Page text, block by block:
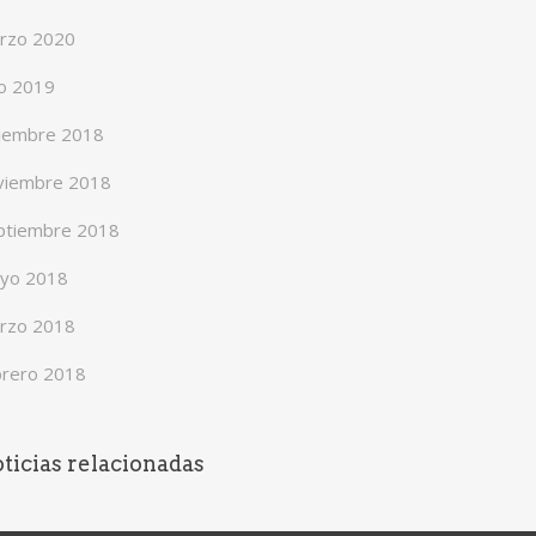
2020
2019
2018
2018
2018
2018
2018
2018
relacionadas